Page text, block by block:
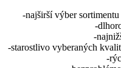
-najširší výber
-
-
-starostlivo vyberaných
-